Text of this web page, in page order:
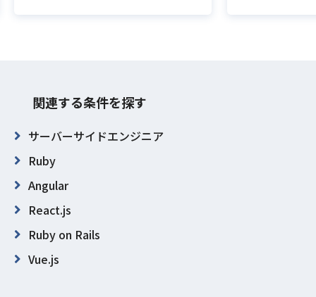
関連する条件を探す
サーバーサイドエンジニア
Ruby
Angular
React.js
Ruby on Rails
Vue.js